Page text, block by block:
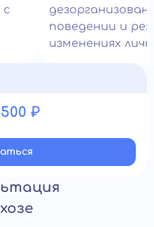
с
поведении и
изменениях
₽